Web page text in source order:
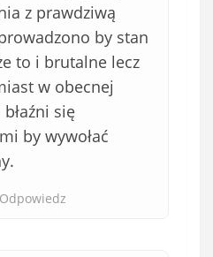
z prawdziwą
by stan
to i brutalne lecz
w obecnej
się
by wywołać
Odpowiedz